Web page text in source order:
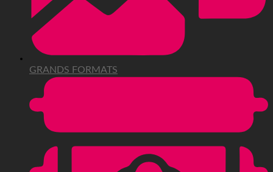
GRANDS FORMATS